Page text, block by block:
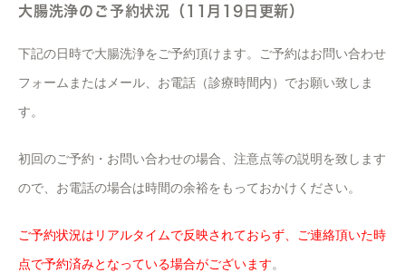
大腸洗浄のご予約状況（11月19日更新）
下記の日時で大腸洗浄をご予約頂けます。ご予約はお問い合わせ
フォームまたはメール、お電話（診療時間内）でお願い致しま
す。
初回のご予約・お問い合わせの場合、注意点等の説明を致します
ので、お電話の場合は時間の余裕をもっておかけください。
ご予約状況はリアルタイムで反映されておらず、ご連絡頂いた時
点で予約済みとなっている場合がございます。